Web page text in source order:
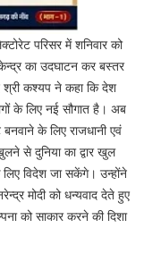
परिसर में शनिवार को
का उदघाटन कर बस्तर
श्री कश्यप ने कहा कि देश
के लिए नई सौगात है। अब
बनवाने के लिए राजधानी एवं
से दुनिया का द्वार खुल
लिए विदेश जा सकेंगे। उन्होंने
मोदी को धन्यवाद देते हुए
को साकार करने की दिशा